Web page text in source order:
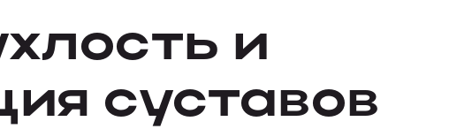
и
суставов